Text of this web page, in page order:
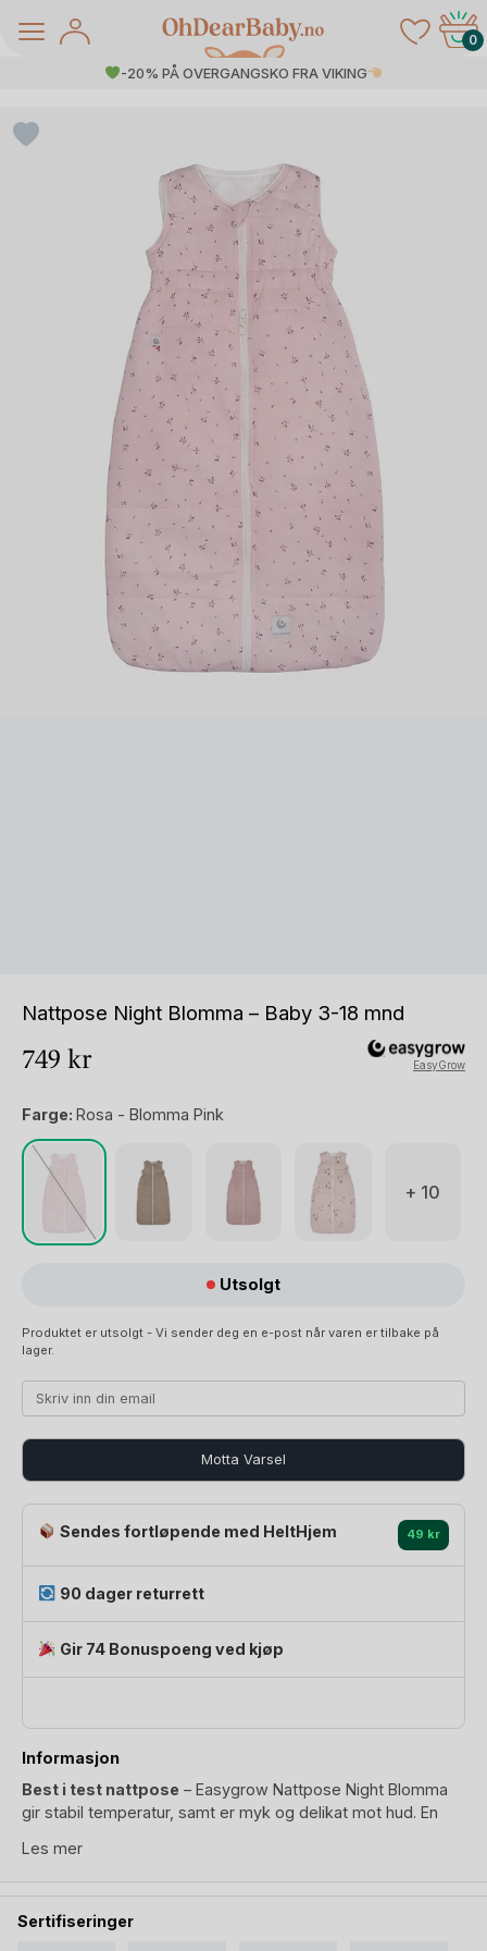
0
-20% PÅ OVERGANGSKO FRA VIKING
Nattpose Night Blomma – Baby 3-18 mnd
749 kr EasyGrow
Farge: Rosa - Blomma Pink
+ 10
Utsolgt
Produktet er utsolgt - Vi sender deg en e-post når varen er tilbake på
lager.
Motta Varsel
Sendes fortløpende med HeltHjem 49 kr
90 dager returrett
Gir 74 Bonuspoeng ved kjøp
Informasjon
Best i test nattpose – Easygrow Nattpose Night Blomma
gir stabil temperatur, samt er myk og delikat mot hud. En
hyllet for sin mykhet samt gode evne til å holde en stabil
temperatur. Fremmer uavbrutt og bedre søvn. Night
brukes som nattpose for baby i alderen 3 til 18 måneder.
Les mer
Sertifiseringer